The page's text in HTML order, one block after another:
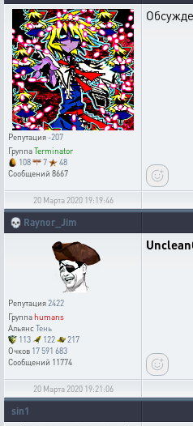
Репутация-207
ГруппаTerminator
108
7
48
Сообщений 8667
20 Марта 2020 19:19:46
💀 Raynor_Jim
Репутация2422
Группаhumans
АльянсТень
113
122
217
Очков 17 591 683
Сообщений 11774
20 Марта 2020 19:21:06
sin1